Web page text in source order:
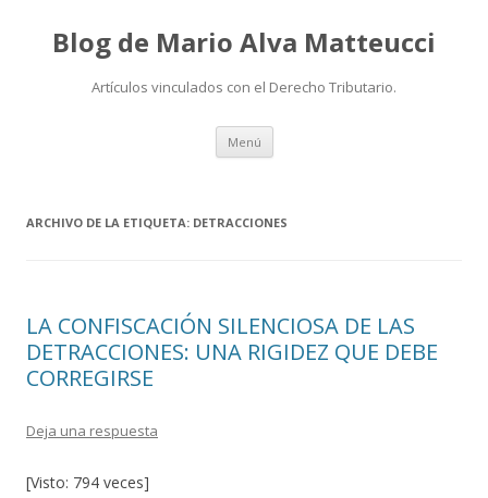
Blog de Mario Alva Matteucci
Artículos vinculados con el Derecho Tributario.
Menú Ir
contenido
ARCHIVO DE LA ETIQUETA: DETRACCIONES
LA CONFISCACIÓN SILENCIOSA DE LAS
DETRACCIONES: UNA RIGIDEZ QUE DEBE
CORREGIRSE
Deja una respuesta
[Visto: 794 veces]